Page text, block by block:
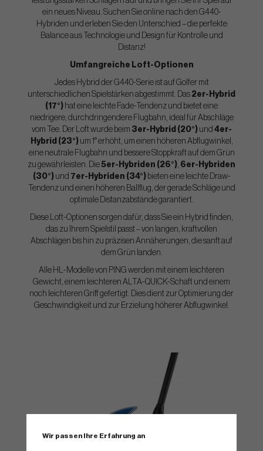
ein neues Niveau. Suchen Sie online nach den G440-
Hybriden und erleben Sie den Unterschied – die perfekte
Balance aus Technologie und Design für Kontrolle und
Distanz!
Umfangreiche Loft-Optionen
Jedes Hybrid der G440-Serie ist auf Golfer mit
unterschiedlichen Spielstärken abgestimmt. Das 2er-Hybrid
(17°) hat eine leichte Fade-Tendenz und bietet eine
niedrigere, durchdringendere Flugbahn, ideal für Abschläge
vom Tee. Der Loft wurde beim 3er-Hybrid (20°)und 4er-
Hybrid (23°)um 1° erhöht, um einen höheren Abflugwinkel,
eine neutrale Flugbahn und bessere Stoppkraft auf dem Grün
zu gewährleisten. Die5er-Hybriden (26°), 6er-Hybriden
(30°)und 7er-Hybriden (34°)bieten eine leichte Draw-
Tendenz und einen höheren Ballflug, der gerade Schläge und
optimale Distanzabstände garantiert.
Diese Loft-Optionen sorgen dafür, dass Sie ein Hybrid finden,
das zu Ihrem Spielstil passt – von langen, kraftvollen
Abschlägen bis hin zu präzisen Annäherungen, die sanft auf
dem Grün landen.
Alle HL-Modelle von PING werden mit einem leichteren
Gewicht, einem leichteren ALTA-QUICK-Schaft und einem
noch leichteren Griff gefertigt. Dies dient zur Optimierung der
Geschwindigkeit und zur Erzielung höherer Abflugwinkel.
Wir passen Ihre Erfahrung an